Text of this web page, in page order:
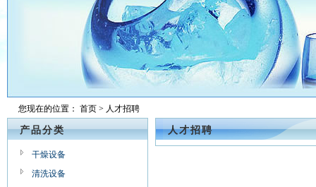
您现在的位置： 首页 > 人才招聘
产品分类
干燥设备
清洗设备
人才招聘